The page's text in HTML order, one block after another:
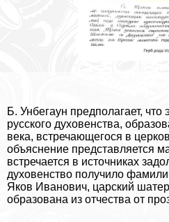
Б. Унбегаун предполагает,
русского духовенства,
века, встречающегося в
объяснение представляется
встречается в источниках
духовенство получило
Яков Иванович, царский
образована из отчества от